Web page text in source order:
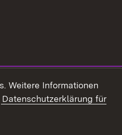
Weitere Informationen
Datenschutzerklärung für